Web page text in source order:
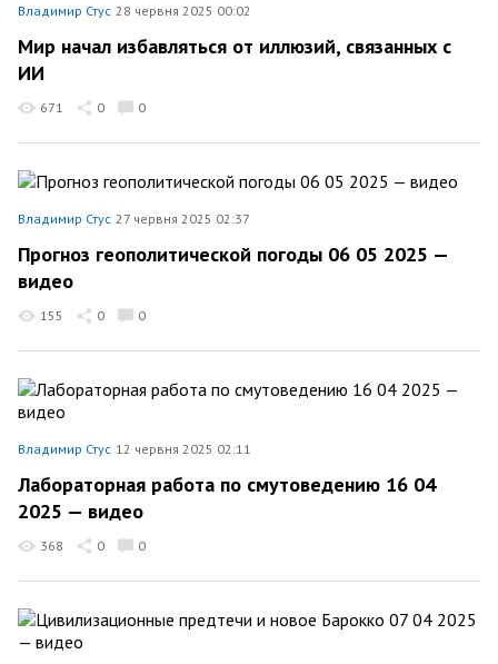
Владимир Стус 28 червня 2025 00:02
Мир начал избавляться от иллюзий, связанных с
ИИ
671 0 0
Владимир Стус 27 червня 2025 02:37
Прогноз геополитической погоды 06 05 2025 —
видео
155 0 0
Владимир Стус 12 червня 2025 02:11
Лабораторная работа по смутоведению 16 04
2025 — видео
368 0 0